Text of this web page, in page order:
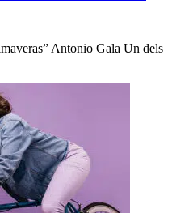
Antonio Gala Un dels